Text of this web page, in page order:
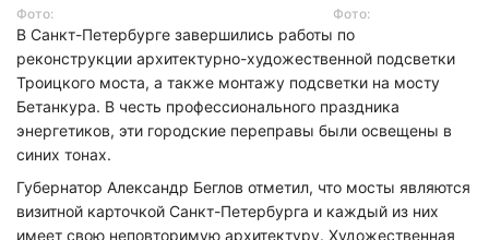
Фото: Фото:
В Санкт-Петербурге завершились работы по
реконструкции архитектурно-художественной подсветки
Троицкого моста, а также монтажу подсветки на мосту
Бетанкура. В честь профессионального праздника
энергетиков, эти городские переправы были освещены в
синих тонах.
Губернатор Александр Беглов отметил, что мосты являются
визитной карточкой Санкт-Петербурга и каждый из них
имеет свою неповторимую архитектуру. Художественная